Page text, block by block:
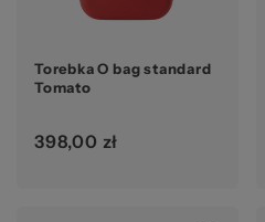
Torebka O bag standard
Tomato
398,00 zł